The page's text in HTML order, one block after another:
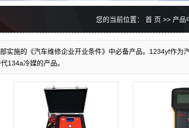
您的当前位置： 首 页 >> 产品
实施的《汽车维修企业开业条件》中必备产品。1234yf作为
134a冷媒的产品。